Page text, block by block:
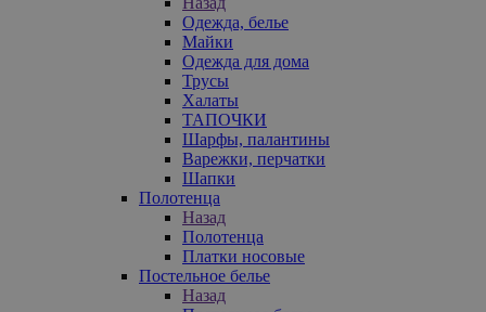
Одежда, белье
Майки
Одежда для дома
Трусы
Халаты
ТАПОЧКИ
Шарфы, палантины
Варежки, перчатки
Шапки
Полотенца
Назад
Полотенца
Платки носовые
Постельное белье
Назад